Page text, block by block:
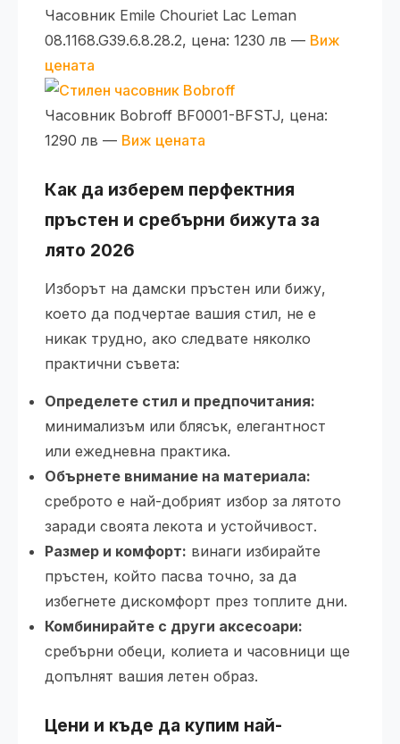
Часовник Emile Chouriet Lac Leman
08.1168.G39.6.8.28.2, цена: 1230 лв — Виж
цената
Часовник Bobroff BF0001-BFSTJ, цена:
1290 лв — Виж цената
Как да изберем перфектния
пръстен и сребърни бижута за
лято 2026
Изборът на дамски пръстен или бижу,
което да подчертае вашия стил, не е
никак трудно, ако следвате няколко
практични съвета:
Определете стил и предпочитания:
минимализъм или блясък, елегантност
или ежедневна практика.
Обърнете внимание на материала:
среброто е най-добрият избор за лятото
заради своята лекота и устойчивост.
Размер и комфорт: винаги избирайте
пръстен, който пасва точно, за да
избегнете дискомфорт през топлите дни.
Комбинирайте с други аксесоари:
сребърни обеци, колиета и часовници ще
допълнят вашия летен образ.
Цени и къде да купим най-